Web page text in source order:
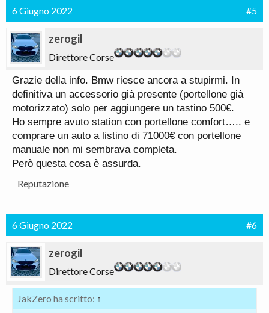
6 Giugno 2022 #5
zerogil
Direttore Corse
Grazie della info. Bmw riesce ancora a stupirmi. In
definitiva un accessorio già presente (portellone già
motorizzato) solo per aggiungere un tastino 500€.
Ho sempre avuto station con portellone comfort….. e
comprare un auto a listino di 71000€ con portellone
manuale non mi sembrava completa.
Però questa cosa è assurda.
Reputazione
6 Giugno 2022 #6
zerogil
Direttore Corse
JakZero ha scritto: ↑